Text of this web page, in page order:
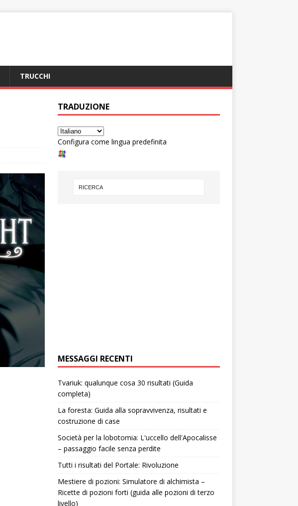
TRUCCHI
TRADUZIONE
Configura come lingua predefinita
MESSAGGI RECENTI
Tvariuk: qualunque cosa 30 risultati (Guida
completa)
La foresta: Guida alla sopravvivenza, risultati e
costruzione di case
Società per la lobotomia: L'uccello dell'Apocalisse
– passaggio facile senza perdite
Tutti i risultati del Portale: Rivoluzione
Mestiere di pozioni: Simulatore di alchimista –
Ricette di pozioni forti (guida alle pozioni di terzo
livello)